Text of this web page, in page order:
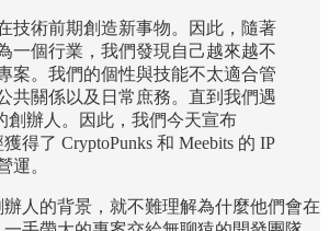
技術前期創造新事物。因此，隨著
一個行業，我們發現自己越來越不
案。我們的個性與技能不太適合管
共關係以及日常庶務。直到我們遇
創辦人。因此，我們今天宣布
得了 CryptoPunks 和 Meebits 的 IP
運。
人的背景，就不難理解為什麼他們會在